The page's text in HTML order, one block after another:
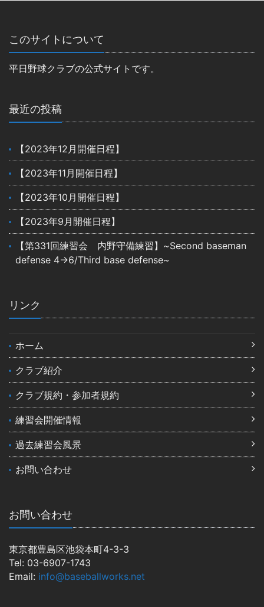
このサイトについて
平日野球クラブの公式サイトです。
最近の投稿
【2023年12月開催日程】
【2023年11月開催日程】
【2023年10月開催日程】
【2023年9月開催日程】
【第331回練習会 内野守備練習】~Second baseman
defense 4→6/Third base defense~
リンク
ホーム
クラブ紹介
クラブ規約・参加者規約
練習会開催情報
過去練習会風景
お問い合わせ
お問い合わせ
東京都豊島区池袋本町4-3-3
Tel: 03-6907-1743
Email: info@baseballworks.net